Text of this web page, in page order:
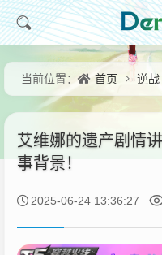
当前位置： 首页 逆战
艾维娜的遗产剧情
事背景！
2025-06-24 13:36:27